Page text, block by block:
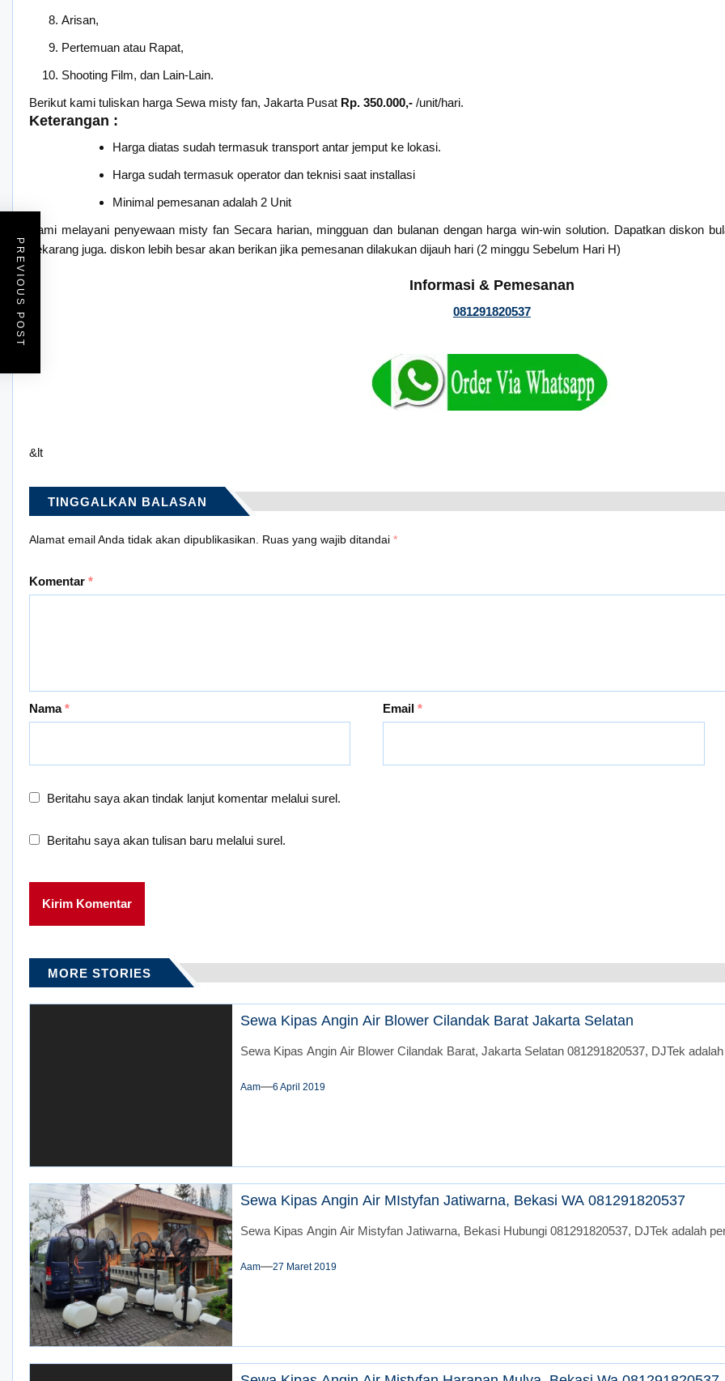
Arisan,
Pertemuan atau Rapat,
Shooting Film, dan Lain-Lain.
Berikut kami tuliskan harga Sewa misty fan, Jakarta Pusat Rp. 350.000,- /unit/hari.
Keterangan :
Harga diatas sudah termasuk transport antar jemput ke lokasi.
Harga sudah termasuk operator dan teknisi saat installasi
Minimal pemesanan adalah 2 Unit
Kami melayani penyewaan misty fan Secara harian, mingguan dan bulanan dengan harga win-win solution. Dapatkan diskon
sekarang juga. diskon lebih besar akan berikan jika pemesanan dilakukan dijauh hari (2 minggu Sebelum Hari H)
Informasi & Pemesanan
081291820537
&lt
TINGGALKAN BALASAN
Alamat email Anda tidak akan dipublikasikan. Ruas yang wajib ditandai *
Komentar *
Nama* Email*
Beritahu saya akan tindak lanjut komentar melalui surel.
Beritahu saya akan tulisan baru melalui surel.
PREVIOUS POST
MORE STORIES
Sewa Kipas Angin Air Blower Cilandak Barat Jakarta Selatan
Sewa Kipas Angin Air Blower Cilandak Barat, Jakarta Selatan 081291820537, DJTek
Aam 6 April 2019
Sewa Kipas Angin Air MIstyfan Jatiwarna, Bekasi WA 081291820537
Sewa Kipas Angin Air Mistyfan Jatiwarna, Bekasi Hubungi 081291820537, DJTek adalah
Aam 27 Maret 2019